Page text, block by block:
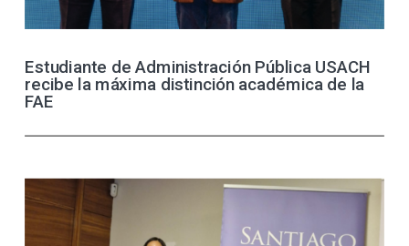
Estudiante de Administración Pública USACH
recibe la máxima distinción académica de la
FAE